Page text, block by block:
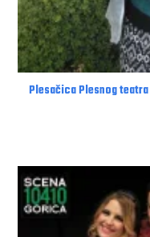
Plesačica Plesnog